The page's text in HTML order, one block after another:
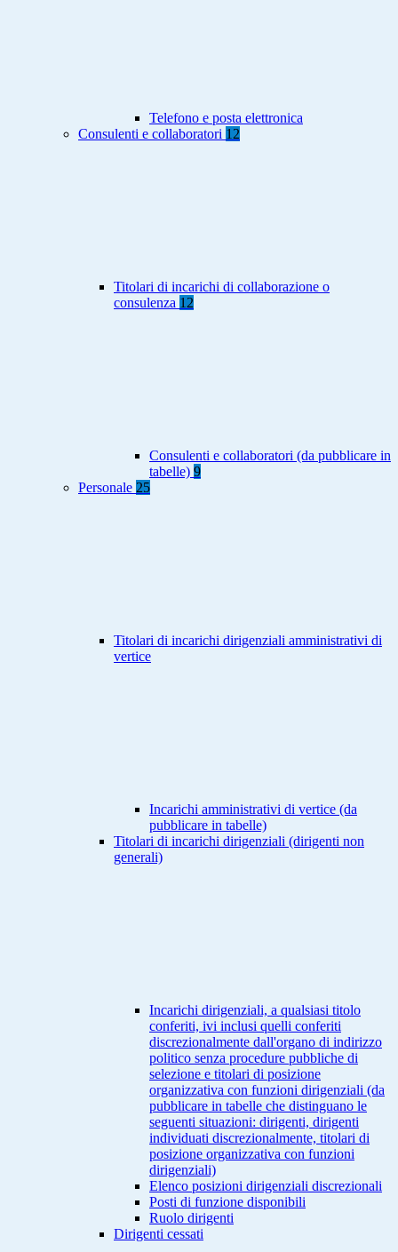
Telefono e posta elettronica
Consulenti e collaboratori 12
Titolari di incarichi di collaborazione o
consulenza 12
Consulenti e collaboratori (da pubblicare in
tabelle) 9
Personale 25
Titolari di incarichi dirigenziali amministrativi di
vertice
Incarichi amministrativi di vertice (da
pubblicare in tabelle)
Titolari di incarichi dirigenziali (dirigenti non
generali)
Incarichi dirigenziali, a qualsiasi titolo
conferiti, ivi inclusi quelli conferiti
discrezionalmente dall'organo di indirizzo
politico senza procedure pubbliche di
selezione e titolari di posizione
organizzativa con funzioni dirigenziali (da
pubblicare in tabelle che distinguano le
seguenti situazioni: dirigenti, dirigenti
individuati discrezionalmente, titolari di
posizione organizzativa con funzioni
dirigenziali)
Elenco posizioni dirigenziali discrezionali
Posti di funzione disponibili
Ruolo dirigenti
Dirigenti cessati